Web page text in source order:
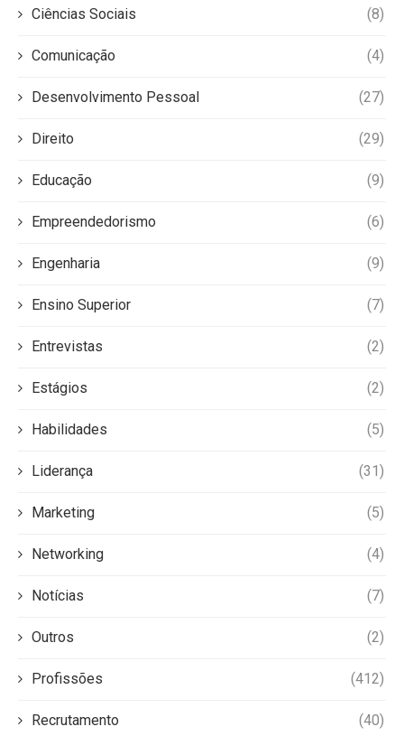
Ciências Sociais (8)
Comunicação (4)
Desenvolvimento Pessoal (27)
Direito (29)
Educação (9)
Empreendedorismo (6)
Engenharia (9)
Ensino Superior (7)
Entrevistas (2)
Estágios (2)
Habilidades (5)
Liderança (31)
Marketing (5)
Networking (4)
Notícias (7)
Outros (2)
Profissões (412)
Recrutamento (40)